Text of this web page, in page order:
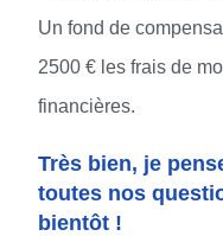
Un fond de
2500 € les frais de
financières.
Très bien, je
toutes nos
bientôt !